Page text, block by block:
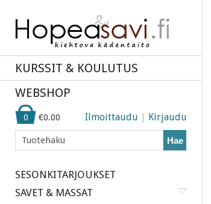
KURSSIT & KOULUTUS
WEBSHOP
Ilmoittaudu | Kirjaudu
0 €0.00
Hae
SESONKITARJOUKSET
SAVET & MASSAT